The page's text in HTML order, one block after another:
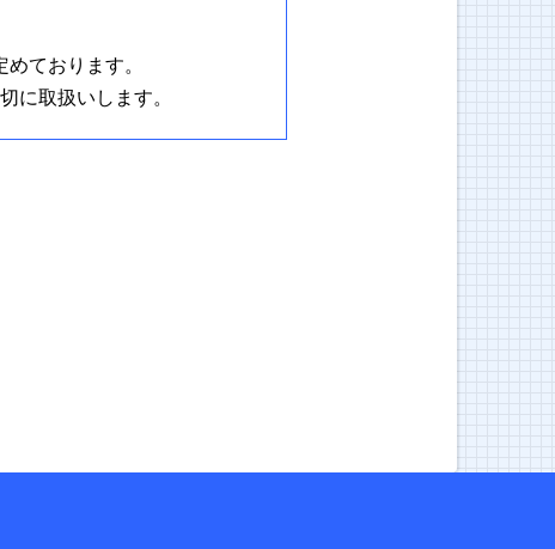
ております。
に取扱いします。